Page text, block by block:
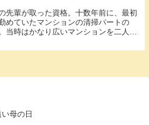
先輩が取った資格。十数年前に、最初
めていたマンションの清掃パートの
当時はかなり広いマンションを二人で
い母の日